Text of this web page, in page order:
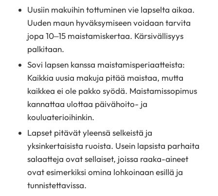
Uusiin makuihin tottuminen vie lapselta aikaa.
Uuden maun hyväksymiseen voidaan tarvita
jopa 10–15 maistamiskertaa. Kärsivällisyys
palkitaan.
Sovi lapsen kanssa maistamisperiaatteista:
Kaikkia uusia makuja pitää maistaa, mutta
kaikkea ei ole pakko syödä. Maistamissopimus
kannattaa ulottaa päivähoito- ja
kouluaterioihinkin.
Lapset pitävät yleensä selkeistä ja
yksinkertaisista ruoista. Usein lapsista parhaita
salaatteja ovat sellaiset, joissa raaka-aineet
ovat esimerkiksi omina lohkoinaan esillä ja
tunnistettavissa.